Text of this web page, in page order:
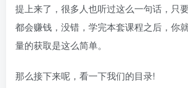
提上来了，很多人也听过这么一句话，只
都会赚钱，没错，学完本套课程之后，你
量的获取是这么简单。
那么接下来呢，看一下我们的目录!